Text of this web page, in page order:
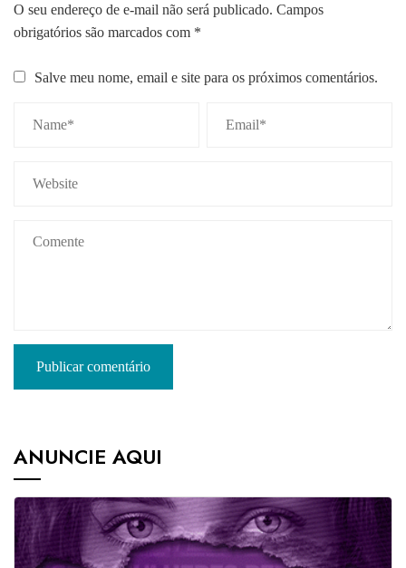
O seu endereço de e-mail não será publicado. Campos
obrigatórios são marcados com *
Salve meu nome, email e site para os próximos comentários.
ANUNCIE AQUI